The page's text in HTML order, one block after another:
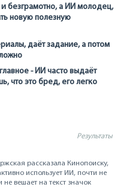
безграмотно, а ИИ молодец,
новую полезную
даёт задание, а потом
- ИИ часто выдаёт
что это бред, его легко
Результаты
рассказала Кинопоиску,
использует ИИ, почти не
вешает на текст значок